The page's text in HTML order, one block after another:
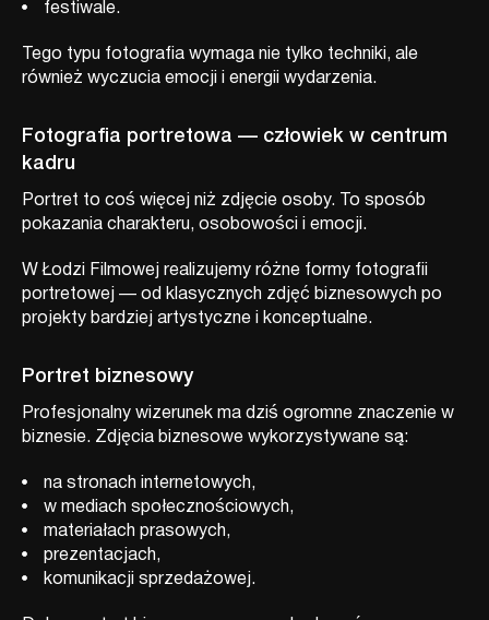
festiwale.
Tego typu fotografia wymaga nie tylko techniki, ale
również wyczucia emocji i energii wydarzenia.
Fotografia portretowa — człowiek w centrum
kadru
Portret to coś więcej niż zdjęcie osoby. To sposób
pokazania charakteru, osobowości i emocji.
W Łodzi Filmowej realizujemy różne formy fotografii
portretowej — od klasycznych zdjęć biznesowych po
projekty bardziej artystyczne i konceptualne.
Portret biznesowy
Profesjonalny wizerunek ma dziś ogromne znaczenie w
biznesie. Zdjęcia biznesowe wykorzystywane są:
na stronach internetowych,
w mediach społecznościowych,
materiałach prasowych,
prezentacjach,
komunikacji sprzedażowej.